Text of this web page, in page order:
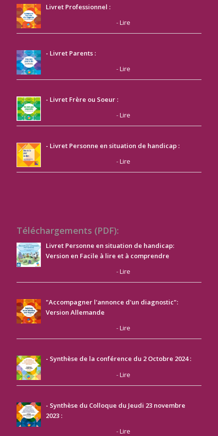
Livret Professionnel :
-Lire
- Livret Parents :
-Lire
- Livret Frère ou Soeur :
-Lire
- Livret Personne en situation de handicap :
-Lire
Téléchargements (PDF):
Livret Personne en situation de handicap:
Version en Facile à lire et à comprendre
-Lire
"Accompagner l'annonce d'un diagnostic":
Version Allemande
-Lire
- Synthèse de la conférence du 2 Octobre 2024 :
-Lire
- Synthèse du Colloque du Jeudi 23 novembre
2023:
-Lire